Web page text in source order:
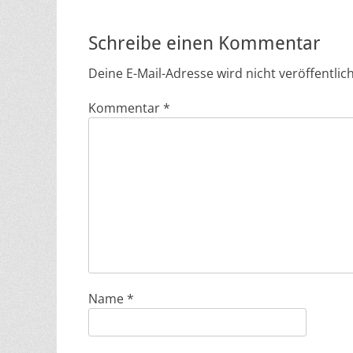
Schreibe einen Kommentar
Deine E-Mail-Adresse wird nicht
Kommentar*
Name*